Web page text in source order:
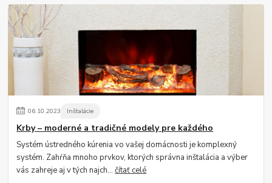
06.10.2023 Inštalácie
Krby – moderné a tradičné modely pre každého
Systém ústredného kúrenia vo vašej domácnosti je komplexný
systém. Zahŕňa mnoho prvkov, ktorých správna inštalácia a výber
vás zahreje aj v tých najch...čítať celé